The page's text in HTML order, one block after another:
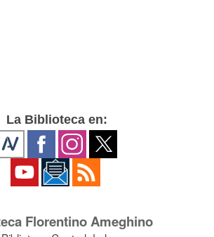
La Biblioteca en:
Florentino Ameghino